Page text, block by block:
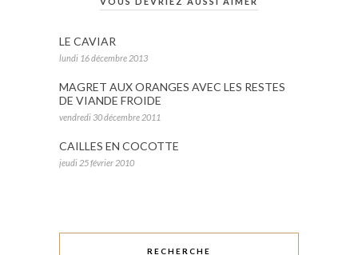
LE CAVIAR
lundi 16 décembre 2013
MAGRET AUX ORANGES AVEC LES RESTES
DE VIANDE FROIDE
vendredi 30 décembre 2011
CAILLES EN COCOTTE
jeudi 25 février 2010
RECHERCHE